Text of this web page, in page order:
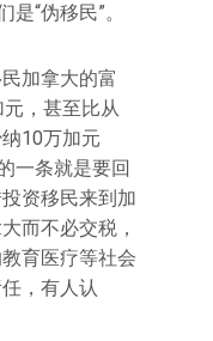
“伪移民”。
加拿大的富
，甚至比从
10万加元
一条就是要回
资移民来到加
而不必交税，
育医疗等社会
，有人认